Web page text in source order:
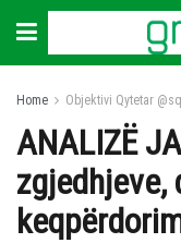
Home Objektivi Qytetar @sq
ANALIZË
zgjedhjeve,